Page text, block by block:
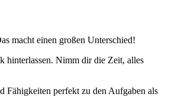
macht einen großen Unterschied!
hinterlassen. Nimm dir die Zeit, alles
Fähigkeiten perfekt zu den Aufgaben als